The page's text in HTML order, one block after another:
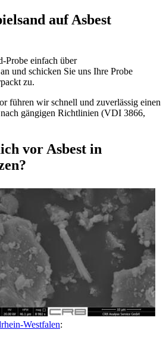
auf Asbest
Probe einfach über
an und schicken Sie uns Ihre Probe
zu.
führen wir schnell und zuverlässig einen
nach gängigen Richtlinien (VDI 3866,
vor Asbest in
Westfalen: